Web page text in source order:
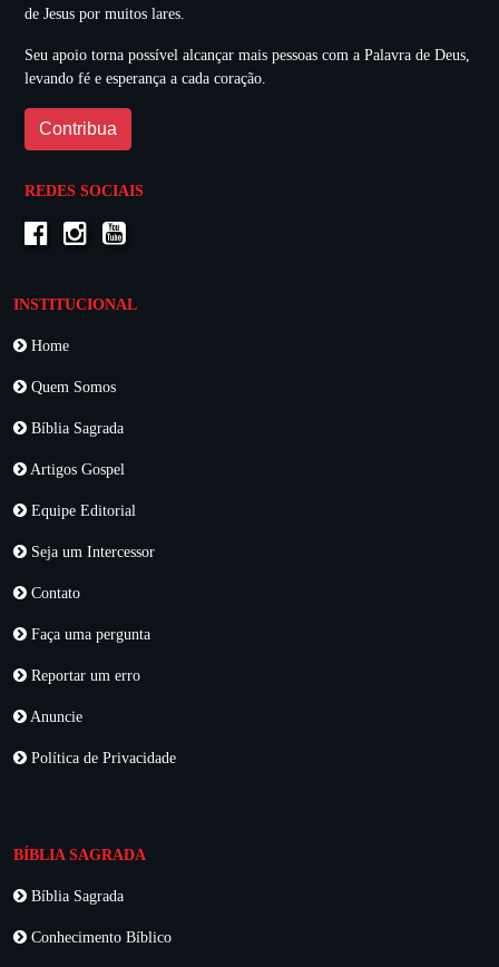
de Jesus por muitos lares.
Seu apoio torna possível alcançar mais pessoas com a Palavra de Deus,
levando fé e esperança a cada coração.
Contribua
REDES SOCIAIS
INSTITUCIONAL
Home
Quem Somos
Bíblia Sagrada
Artigos Gospel
Equipe Editorial
Seja um Intercessor
Contato
Faça uma pergunta
Reportar um erro
Anuncie
Política de Privacidade
BÍBLIA SAGRADA
Bíblia Sagrada
Conhecimento Bíblico